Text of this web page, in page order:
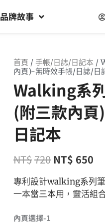
品牌故事
首頁 / 手帳/日誌/日記本 /
內頁)-無時效手帳/日誌/日
Walking系
(附三款內
日記本
NT$720 NT$ 650
專利設計walking系列
一本當三本用，靈活組
內頁選擇-1